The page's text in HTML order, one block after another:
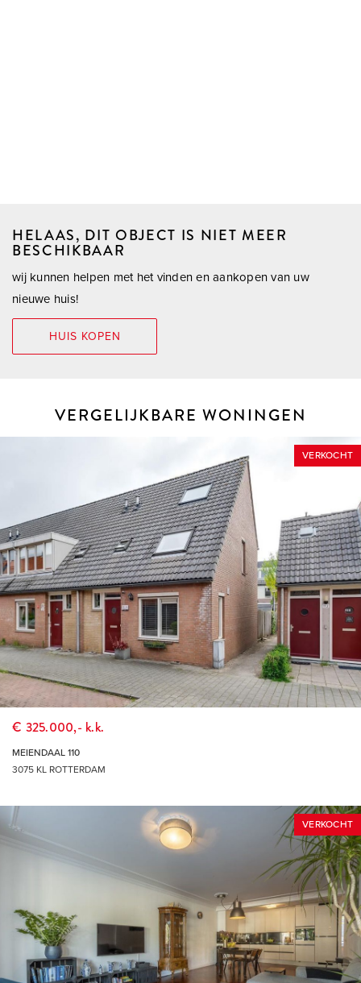
HELAAS, DIT OBJECT IS NIET MEER
BESCHIKBAAR
wij kunnen helpen met het vinden en aankopen van uw
nieuwe huis!
HUIS KOPEN
VERGELIJKBARE WONINGEN
VERKOCHT
€ 325.000,- k.k.
MEIENDAAL 110
3075 KL ROTTERDAM
VERKOCHT